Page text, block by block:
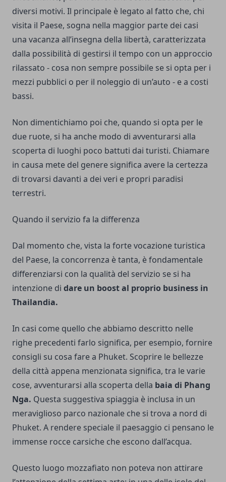
diversi motivi. Il principale è legato al fatto che, chi
visita il Paese, sogna nella maggior parte dei casi
una vacanza all’insegna della libertà, caratterizzata
dalla possibilità di gestirsi il tempo con un approccio
rilassato - cosa non sempre possibile se si opta per i
mezzi pubblici o per il noleggio di un’auto - e a costi
bassi.
Non dimentichiamo poi che, quando si opta per le
due ruote, si ha anche modo di avventurarsi alla
scoperta di luoghi poco battuti dai turisti. Chiamare
in causa mete del genere significa avere la certezza
di trovarsi davanti a dei veri e propri paradisi
terrestri.
Quando il servizio fa la differenza
Dal momento che, vista la forte vocazione turistica
del Paese, la concorrenza è tanta, è fondamentale
differenziarsi con la qualità del servizio se si ha
intenzione di dare un boost al proprio business in
Thailandia.
In casi come quello che abbiamo descritto nelle
righe precedenti farlo significa, per esempio, fornire
consigli su cosa fare a Phuket. Scoprire le bellezze
della città appena menzionata significa, tra le varie
cose, avventurarsi alla scoperta della baia di Phang
Nga. Questa suggestiva spiaggia è inclusa in un
meraviglioso parco nazionale che si trova a nord di
Phuket. A rendere speciale il paesaggio ci pensano le
immense rocce carsiche che escono dall’acqua.
Questo luogo mozzafiato non poteva non attirare